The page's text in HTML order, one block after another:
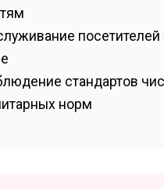
посетителей
стандартов
норм